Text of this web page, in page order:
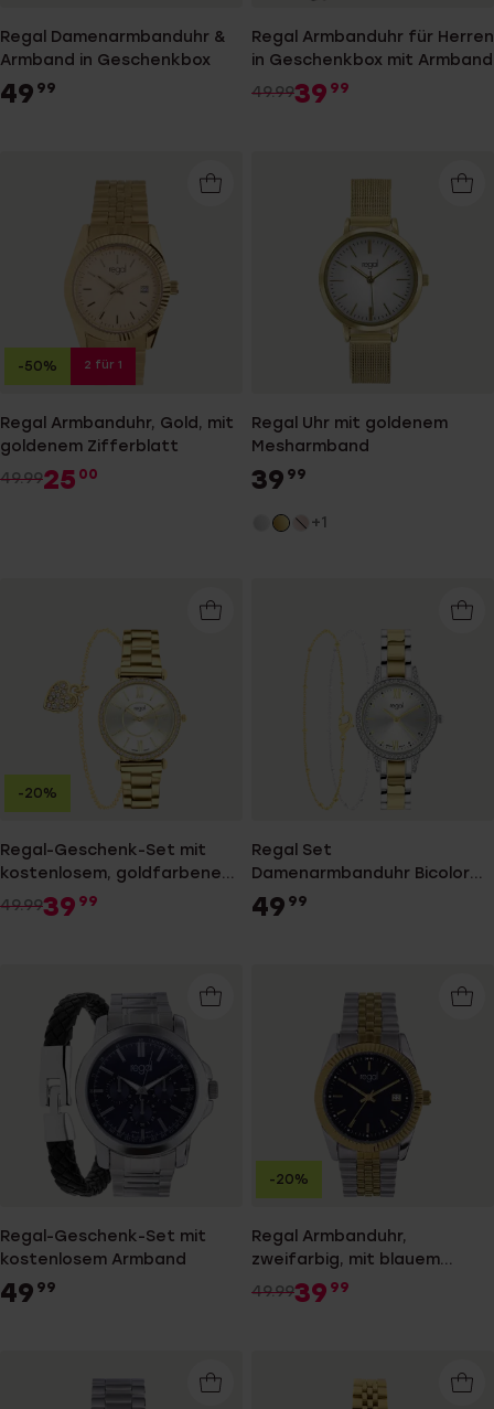
Regal Damenarmbanduhr &
Armband in Geschenkbox
49 99
Regal Armbanduhr für Herren
in Geschenkbox mit Armband
49.9939 99
Regal Armbanduhr, Gold, mit
goldenem Zifferblatt
49.9925 00
-50% 2 für 1
Regal Uhr mit goldenem
Mesharmband
39 99
+1
Regal-Geschenk-Set mit
kostenlosem, goldfarbenem
Armband
49.9939 99
-20%
Regal Set
Damenarmbanduhr Bicolor
mit Armbändern RG3043-01
49 99
Regal-Geschenk-Set mit
kostenlosem Armband
49 99
Regal Armbanduhr,
zweifarbig, mit blauem
Zifferblatt
49.9939 99
-20%